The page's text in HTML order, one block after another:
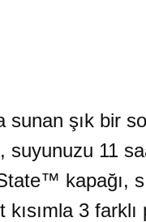
şık bir
suyunuzu 11
kapağı,
3 farklı